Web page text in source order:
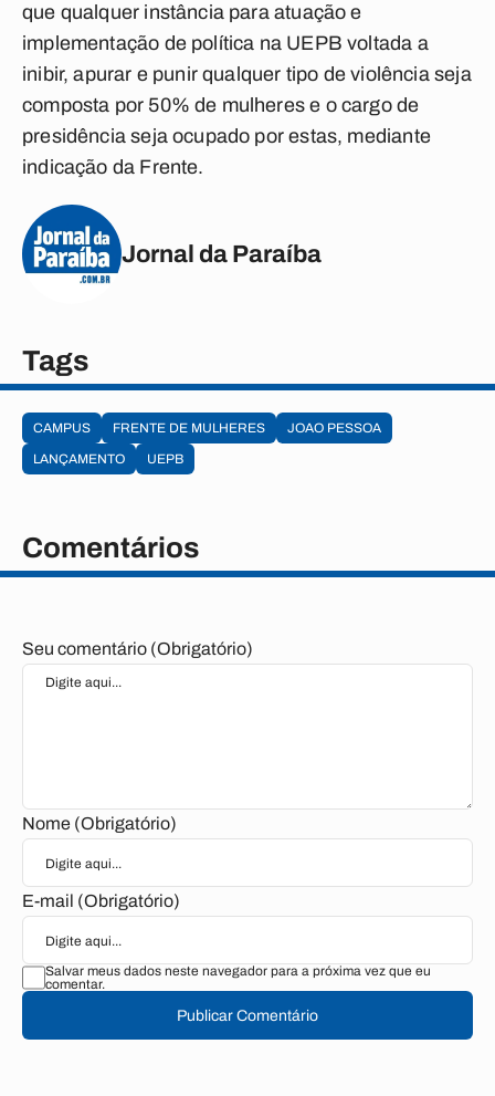
que qualquer instância para atuação e
implementação de política na UEPB voltada a
inibir, apurar e punir qualquer tipo de violência seja
composta por 50% de mulheres e o cargo de
presidência seja ocupado por estas, mediante
indicação da Frente.
Jornal da Paraíba
Tags
CAMPUS FRENTE DE MULHERES
JOAO PESSOA
LANÇAMENTO
UEPB
Comentários
Seu comentário (Obrigatório)
Nome (Obrigatório)
E-mail (Obrigatório)
Salvar meus dados neste navegador para a próxima vez que eu
comentar.
Publicar Comentário